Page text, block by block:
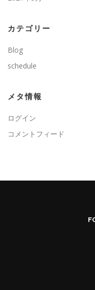
カテゴリー
Blog
schedule
メタ情報
ログイン
コメントフィード